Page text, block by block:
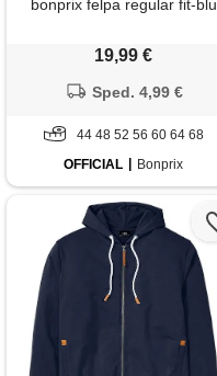
bonprix felpa regular fit-blu
19,99 €
Sped. 4,99 €
44 48 52 56 60 64 68
OFFICIAL
Bonprix